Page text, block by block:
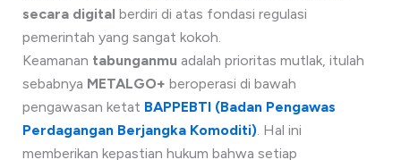
secara digital berdiri di atas fondasi regulasi
pemerintah yang sangat kokoh.
Keamanan tabunganmu adalah prioritas mutlak, itulah
sebabnya METALGO+ beroperasi di bawah
pengawasan ketat BAPPEBTI (Badan Pengawas
Perdagangan Berjangka Komoditi). Hal ini
memberikan kepastian hukum bahwa setiap